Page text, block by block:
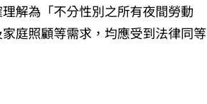
解為「不分性別之所有夜間勞動
庭照顧等需求，均應受到法律同等